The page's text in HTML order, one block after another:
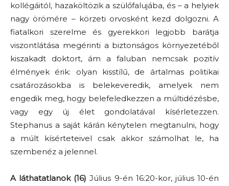
kollégáitól, hazaköltözik a szülőfalujába, és – a helyiek
nagy örömére – körzeti orvosként kezd dolgozni. A
fiatalkori szerelme és gyerekkori legjobb barátja
viszontlátása megérinti a biztonságos környezetéből
kiszakadt doktort, ám a faluban nemcsak pozitív
élmények érik: olyan kisstílű, de ártalmas politikai
csatározásokba is belekeveredik, amelyek nem
engedik meg, hogy belefeledkezzen a múltidézésbe,
vagy egy új élet gondolatával kísérletezzen.
Stephanus a saját kárán kénytelen megtanulni, hogy
a múlt kísérteteivel csak akkor számolhat le, ha
szembenéz a jelennel.
A láthatatlanok (16) Július 9-én 16:20-kor, július 10-én